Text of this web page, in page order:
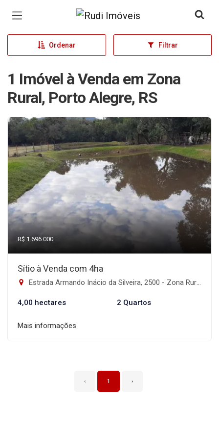
Página inicial
Ordenar Filtrar
1 Imóvel à Venda em Zona
Rural, Porto Alegre, RS
R$ 1.696.000
Sítio à Venda com 4ha
Estrada Armando Inácio da Silveira, 2500 - Zona Rural, Porto Alegre-RS
4,00 hectares 2 Quartos
Mais informações
‹ 1 ›